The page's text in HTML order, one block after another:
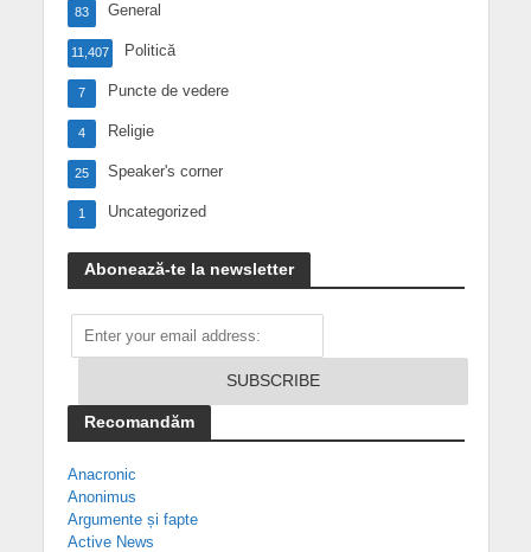
General
83
Politică
11,407
Puncte de vedere
7
Religie
4
Speaker's corner
25
Uncategorized
1
Abonează-te la newsletter
Recomandăm
Anacronic
Anonimus
Argumente și fapte
Active News